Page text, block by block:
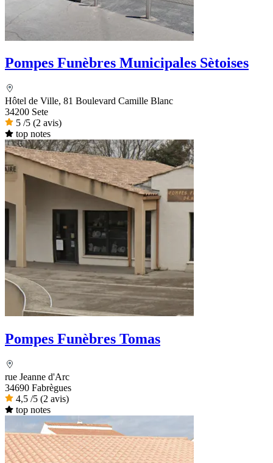
Pompes Funèbres Municipales Sètoises
Hôtel de Ville, 81 Boulevard Camille Blanc
34200 Sete
5 /5 (2 avis)
top notes
Pompes Funèbres Tomas
rue Jeanne d'Arc
34690 Fabrègues
4,5 /5 (2 avis)
top notes